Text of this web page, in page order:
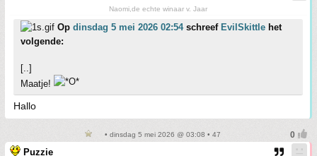
Naomi,de echte winaar v. Jaar
Op dinsdag 5 mei 2026 02:54schreef EvilSkittle het
volgende:
[..]
Maatje!
Hallo
• dinsdag 5 mei 2026 @ 03:08 • 47
Puzzie